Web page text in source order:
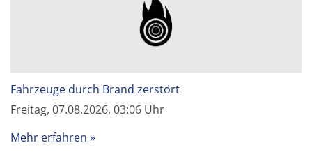
Fahrzeuge durch Brand zerstört
Freitag, 07.08.2026, 03:06 Uhr
Mehr erfahren